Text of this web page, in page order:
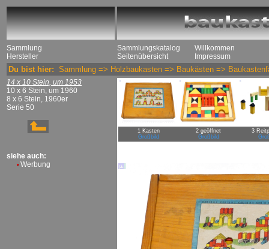
Sammlung
Hersteller
Sammlungskatalog
Seitenübersicht
Willkommen
Impressum
Du bist hier: Sammlung => Holzbaukasten => Baukästen =>
14 x 10 Stein, um 1953
10 x 6 Stein, um 1960
8 x 6 Stein, 1960er
Serie 50
siehe auch:
Werbung
1 Kasten
Großbild
2 geöffnet
Großbild
3